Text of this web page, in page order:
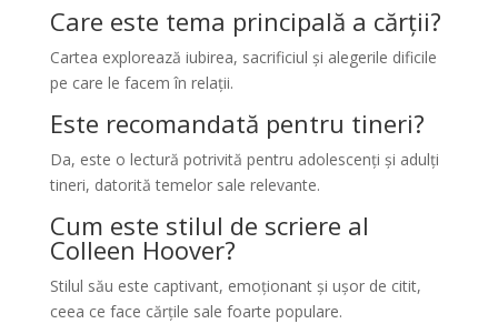
Care este tema principală a cărții?
Cartea explorează iubirea, sacrificiul și alegerile dificile
pe care le facem în relații.
Este recomandată pentru tineri?
Da, este o lectură potrivită pentru adolescenți și adulți
tineri, datorită temelor sale relevante.
Cum este stilul de scriere al
Colleen Hoover?
Stilul său este captivant, emoționant și ușor de citit,
ceea ce face cărțile sale foarte populare.